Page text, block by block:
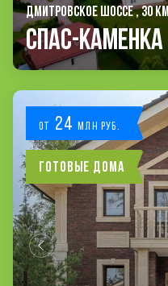
ДМИТРОВСКОЕ ШОССЕ , 30 КМ
Спас-Каменка
от 24млн руб.
Готовые дома